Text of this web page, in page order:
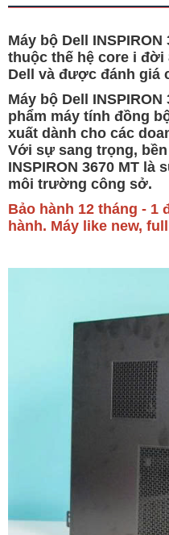
Máy bộ Dell
thuộc thế hệ core i đời
Dell và được đánh giá
Máy bộ Dell
phẩm máy tính đồng
xuất dành cho các
Với sự sang trọng, bền
INSPIRON 3670 MT
môi trường công sở.
Bảo hành 12 tháng - 1
hành. Máy like new,